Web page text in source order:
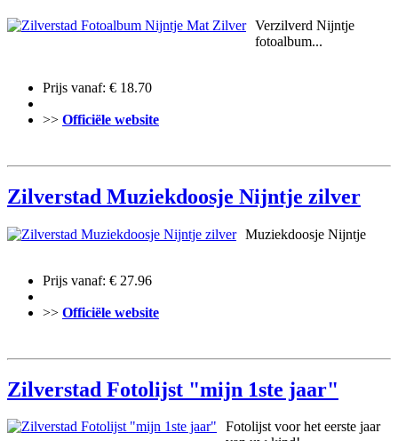
Verzilverd Nijntje
fotoalbum...
Prijs vanaf: € 18.70
>> Officiële website
Zilverstad Muziekdoosje Nijntje zilver
Muziekdoosje Nijntje
Prijs vanaf: € 27.96
>> Officiële website
Zilverstad Fotolijst "mijn 1ste jaar"
Fotolijst voor het eerste jaar